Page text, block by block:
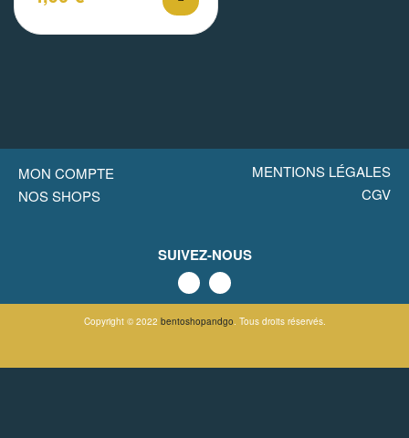
MON COMPTE
NOS SHOPS
MENTIONS LÉGALES
CGV
SUIVEZ-NOUS
Copyright © 2022 bentoshopandgo . Tous droits réservés.